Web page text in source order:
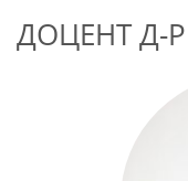
ДОЦЕНТ Д-